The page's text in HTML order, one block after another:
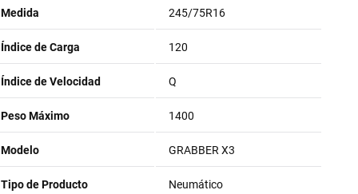
Medida 245/75R16
Índice de Carga 120
Índice de Velocidad Q
Peso Máximo 1400
Modelo GRABBER X3
Tipo de Producto Neumático